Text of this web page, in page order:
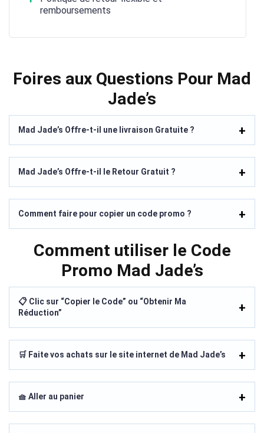
remboursements
Foires aux Questions Pour Mad
Jade’s
Mad Jade’s Offre-t-il une livraison Gratuite ?
Mad Jade’s Offre-t-il le Retour Gratuit ?
Comment faire pour copier un code promo ?
Comment utiliser le Code
Promo Mad Jade’s
📋 Clic sur “Copier le Code” ou “Obtenir Ma
Réduction”
🛒 Faite vos achats sur le site internet de Mad Jade’s
🧺 Aller au panier